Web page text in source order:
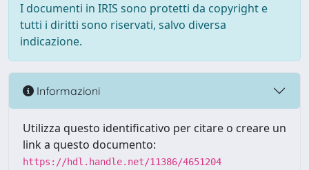
I documenti in IRIS sono protetti da copyright e
tutti i diritti sono riservati, salvo diversa
indicazione.
Informazioni
Utilizza questo identificativo per citare o creare un
link a questo documento:
https://hdl.handle.net/11386/4651204